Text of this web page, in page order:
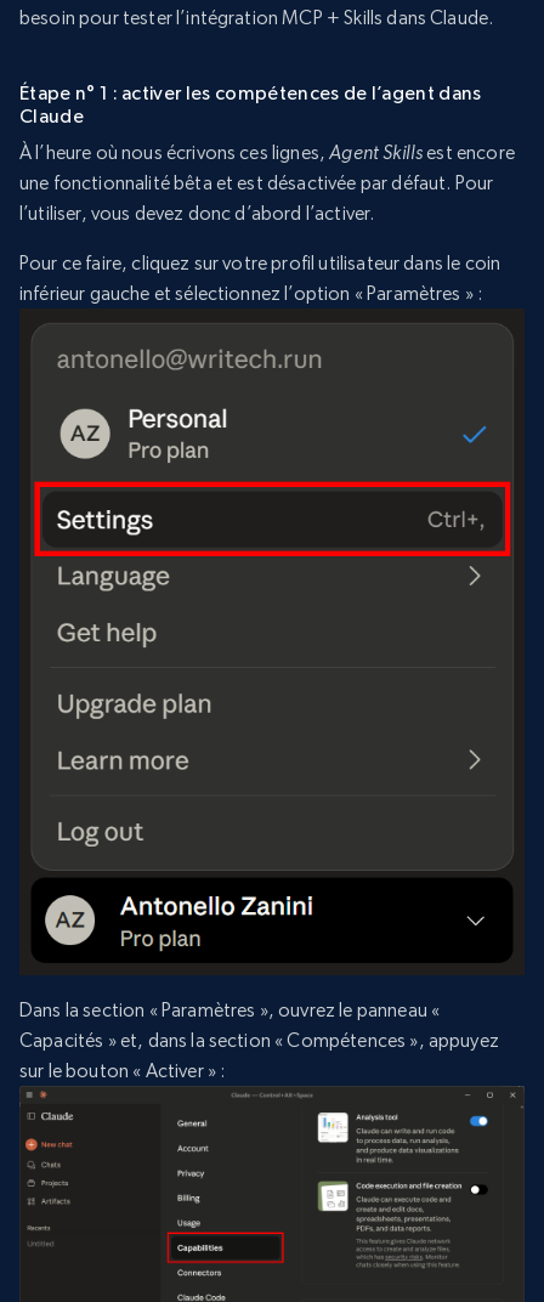
besoin pour tester l’intégration MCP + Skills dans Claude.
Étape n° 1 : activer les compétences de l’agent dans
Claude
À l’heure où nous écrivons ces lignes,Agent Skillsest encore
une fonctionnalité bêta et est désactivée par défaut. Pour
l’utiliser, vous devez donc d’abord l’activer.
Pour ce faire, cliquez sur votre profil utilisateur dans le coin
inférieur gauche et sélectionnez l’option « Paramètres » :
Dans la section « Paramètres », ouvrez le panneau «
Capacités » et, dans la section « Compétences », appuyez
sur le bouton « Activer » :